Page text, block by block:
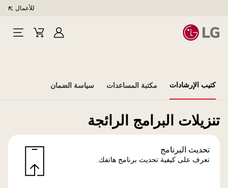
للأعمال
تسجيلCart
Open
كتيب الإرشادات مكتبة المساعدات سياسة الضمان
تنزيلات البرامج الرائجة
تحديث البرنامج
تعرف على كيفية تحديث برنامج هاتفك.